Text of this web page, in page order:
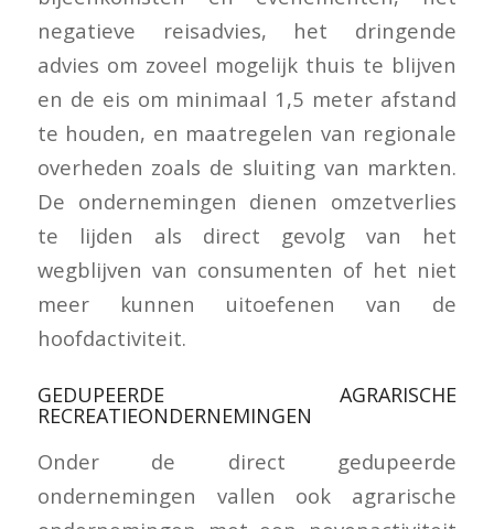
negatieve reisadvies, het dringende
advies om zoveel mogelijk thuis te blijven
en de eis om minimaal 1,5 meter afstand
te houden, en maatregelen van regionale
overheden zoals de sluiting van markten.
De ondernemingen dienen omzetverlies
te lijden als direct gevolg van het
wegblijven van consumenten of het niet
meer kunnen uitoefenen van de
hoofdactiviteit.
GEDUPEERDE AGRARISCHE
RECREATIEONDERNEMINGEN
Onder de direct gedupeerde
ondernemingen vallen ook agrarische